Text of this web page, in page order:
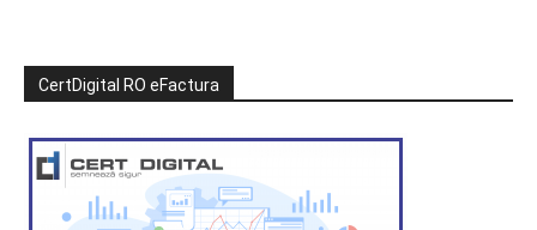
CertDigital RO eFactura